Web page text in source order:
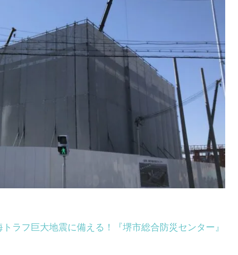
トラフ巨大地震に備える！『堺市総合防災センター』